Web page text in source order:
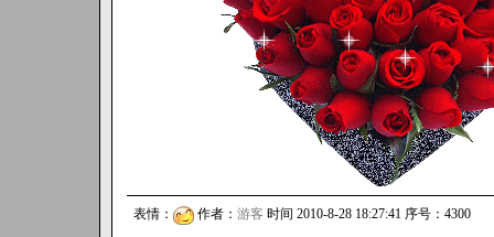
表情： 作者： 游客 时间 2010-8-28 18:27:41 序号：4300